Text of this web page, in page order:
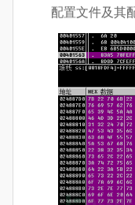
配置文件及其